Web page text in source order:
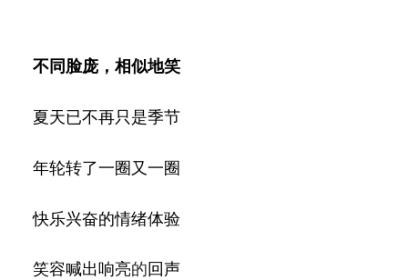
不同脸庞，相似地笑
夏天已不再只是季节
年轮转了一圈又一圈
快乐兴奋的情绪体验
笑容喊出响亮的 回声